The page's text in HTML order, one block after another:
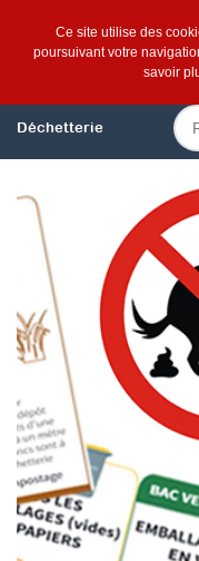
Déchetterie
Ce site utilise des
poursuivant votre
savoir